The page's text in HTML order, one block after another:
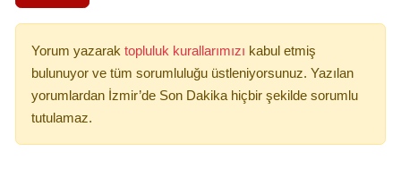
Yorum yazarak topluluk kurallarımızı kabul etmiş
bulunuyor ve tüm sorumluluğu üstleniyorsunuz. Yazılan
yorumlardan İzmir’de Son Dakika hiçbir şekilde sorumlu
tutulamaz.